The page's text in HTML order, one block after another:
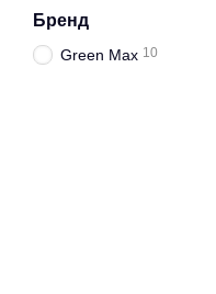
Бренд
Green Max 10